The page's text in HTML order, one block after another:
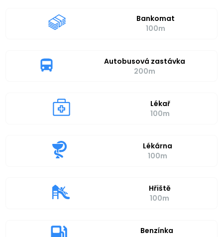
Bankomat
100m
Autobusová zastávka
200m
Lékař
100m
Lékárna
100m
Hřiště
100m
Benzínka